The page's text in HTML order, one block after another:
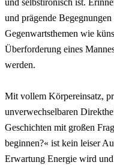
und prägende
Gegenwartsthemen wie
Überforderung eines
werden.
Mit vollem Körpereinsatz,
unverwechselbaren
Geschichten mit großen
beginnen?« ist kein leiser
Erwartung Energie wird